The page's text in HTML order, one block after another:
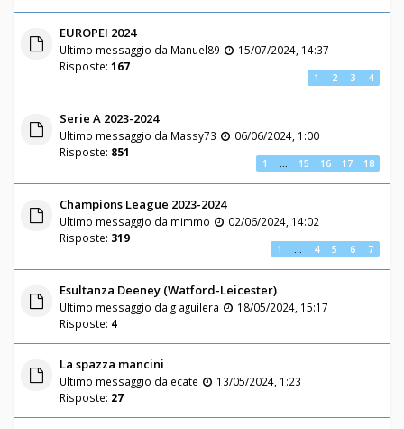
EUROPEI 2024
Ultimo messaggio da Manuel89
15/07/2024, 14:37
Risposte: 167
1 2 3 4
Serie A 2023-2024
Ultimo messaggio da Massy73
06/06/2024, 1:00
Risposte: 851
1 … 15 16 17 18
Champions League 2023-2024
Ultimo messaggio da mimmo
02/06/2024, 14:02
Risposte: 319
1 … 4 5 6 7
Esultanza Deeney (Watford-Leicester)
Ultimo messaggio da g aguilera
18/05/2024, 15:17
Risposte: 4
La spazza mancini
Ultimo messaggio da ecate
13/05/2024, 1:23
Risposte: 27